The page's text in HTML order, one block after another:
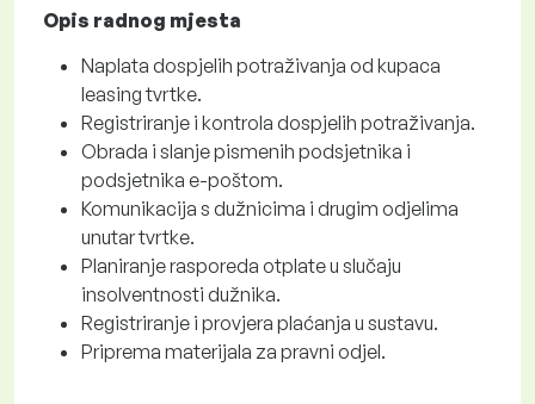
Opis radnog mjesta
Naplata dospjelih potraživanja od kupaca
leasing tvrtke.
Registriranje i kontrola dospjelih potraživanja.
Obrada i slanje pismenih podsjetnika i
podsjetnika e-poštom.
Komunikacija s dužnicima i drugim odjelima
unutar tvrtke.
Planiranje rasporeda otplate u slučaju
insolventnosti dužnika.
Registriranje i provjera plaćanja u sustavu.
Priprema materijala za pravni odjel.